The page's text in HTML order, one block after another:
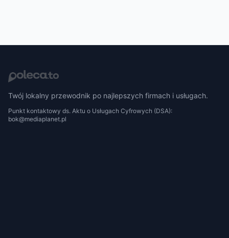
Twój lokalny przewodnik po najlepszych firmach i usługach.
Punkt kontaktowy ds. Aktu o Usługach Cyfrowych (DSA):
bok@mediaplanet.pl